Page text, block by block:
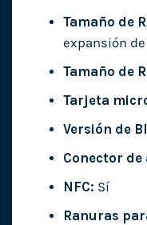
Tamaño de
expansión de
Tamaño de
Tarjeta
Versión de
Conector de
NFC: Sí
Ranuras